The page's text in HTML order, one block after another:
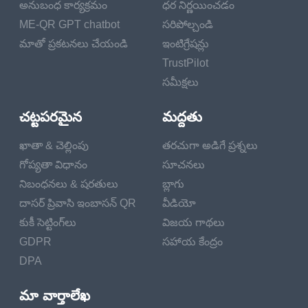
powerhouse
performances, "In the
Shadow of the Moon"
keeps viewers on the
edge of their seats until
"Echoes of Eternity" (Historical Drama)
"Echoes of Eternity", directed by visionary filmmaker
Wong Kar-wai, is a sweeping historical drama that
transports viewers to ancient China during the
waning days of the Tang Dynasty. As a young
scholar embarks on a journey of self-discovery and
enlightenment, he becomes entangled in a web of
shape the course of history. With its sumptuous
అనుబంధ కార్యక్రమం
ME-QR GPT chatbot
మాతో ప్రకటనలు చేయండి
ధర నిర్ణయించడం
సరిపోల్చండి
ఇంటిగ్రేషన్లు
TrustPilot
సమీక్షలు
చట్టపరమైన
ఖాతా & చెల్లింపు
గోప్యతా విధానం
నిబంధనలు & షరతులు
దాసర్ ప్రివాసి ఇంబాసన్ QR
కుకీ సెట్టింగ్‌లు
GDPR
DPA
మద్దతు
తరచుగా అడిగే ప్రశ్నలు
సూచనలు
బ్లాగు
వీడియో
విజయ గాథలు
సహాయ కేంద్రం
మా వార్తాలేఖ